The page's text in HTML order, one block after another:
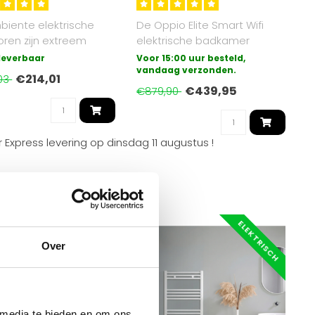
Over
elektrische
zijn extreem
en eenvoudig te
€214,01
De Oppio Elite Smart Wifi
elektrische badkamer
radiator met draadloze
bediening ..
Voor 15:00 uur besteld,
vandaag verzonden.
€879,90 €439,95
Express levering op dinsdag 11 augustus !
ELEKTRISCH ELEKTRISCH